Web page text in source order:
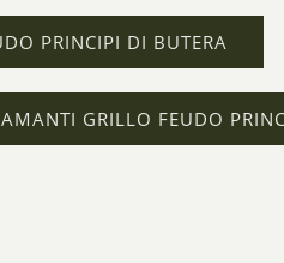
PRINCIPI DI BUTERA
GRILLO FEUDO